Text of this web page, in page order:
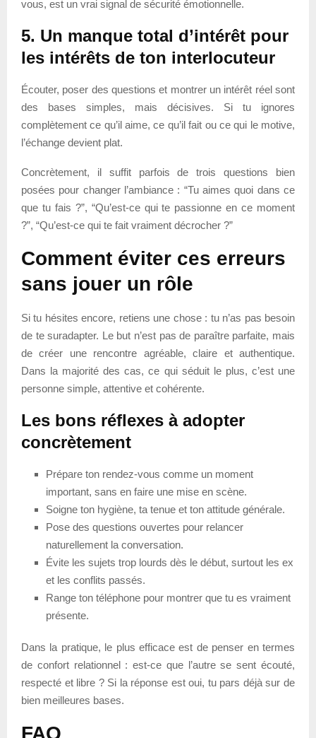
vous, est un vrai signal de sécurité émotionnelle.
5. Un manque total d’intérêt pour
les intérêts de ton interlocuteur
Écouter, poser des questions et montrer un intérêt réel sont
des bases simples, mais décisives. Si tu ignores
complètement ce qu’il aime, ce qu’il fait ou ce qui le motive,
l’échange devient plat.
Concrètement, il suffit parfois de trois questions bien
posées pour changer l’ambiance : “Tu aimes quoi dans ce
que tu fais ?”, “Qu’est-ce qui te passionne en ce moment
?”, “Qu’est-ce qui te fait vraiment décrocher ?”
Comment éviter ces erreurs
sans jouer un rôle
Si tu hésites encore, retiens une chose : tu n’as pas besoin
de te suradapter. Le but n’est pas de paraître parfaite, mais
de créer une rencontre agréable, claire et authentique.
Dans la majorité des cas, ce qui séduit le plus, c’est une
personne simple, attentive et cohérente.
Les bons réflexes à adopter
concrètement
Prépare ton rendez-vous comme un moment
important, sans en faire une mise en scène.
Soigne ton hygiène, ta tenue et ton attitude générale.
Pose des questions ouvertes pour relancer
naturellement la conversation.
Évite les sujets trop lourds dès le début, surtout les ex
et les conflits passés.
Range ton téléphone pour montrer que tu es vraiment
présente.
Dans la pratique, le plus efficace est de penser en termes
de confort relationnel : est-ce que l’autre se sent écouté,
respecté et libre ? Si la réponse est oui, tu pars déjà sur de
bien meilleures bases.
FAQ